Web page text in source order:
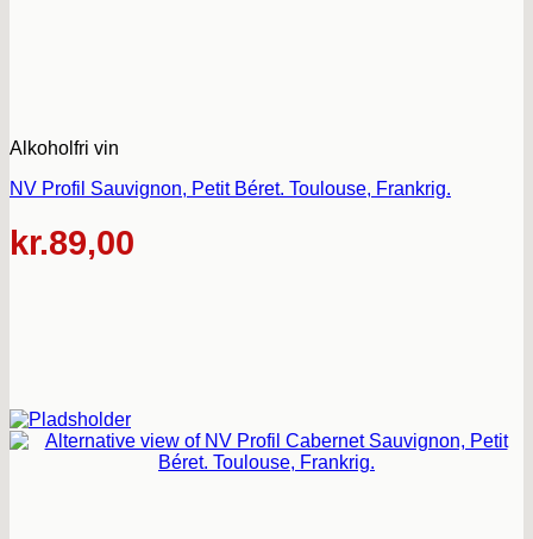
Alkoholfri vin
NV Profil Sauvignon, Petit Béret. Toulouse, Frankrig.
kr.89,00